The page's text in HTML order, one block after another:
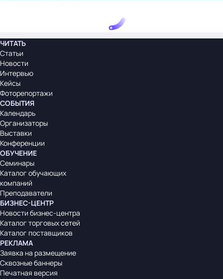
ЧИТАТЬ
Статьи
Новости
Интервью
Кейсы
Фоторепортажи
СОБЫТИЯ
Календарь
Организаторы
Выставки
Конференции
ОБУЧЕНИЕ
Семинары
Каталог обучающих
компаний
Преподаватели
БИЗНЕС-ЦЕНТР
Новости бизнес-центра
Каталог торговых сетей
Каталог поставщиков
РЕКЛАМА
Заявка на размещение
Сквозные баннеры
Печатная версия